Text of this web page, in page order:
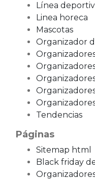
Línea
Linea horeca
Mascotas
Organizador
Tendencias
Páginas
Sitemap html
Black friday